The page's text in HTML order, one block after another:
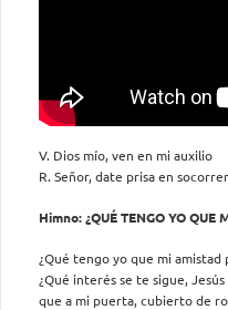
V. Dios mío, ven en mi auxilio
R. Señor, date prisa en
Himno: ¿QUÉ TENGO YO QUE
¿Qué tengo yo que mi amistad
¿Qué interés se te sigue, Jesús
que a mi puerta, cubierto de